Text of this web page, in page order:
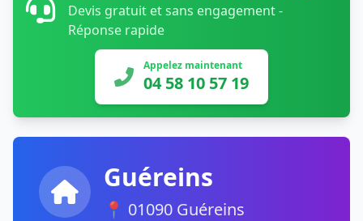
Devis gratuit et sans engagement -
Réponse rapide
Appelez maintenant
04 58 10 57 19
Guéreins
📍 01090 Guéreins